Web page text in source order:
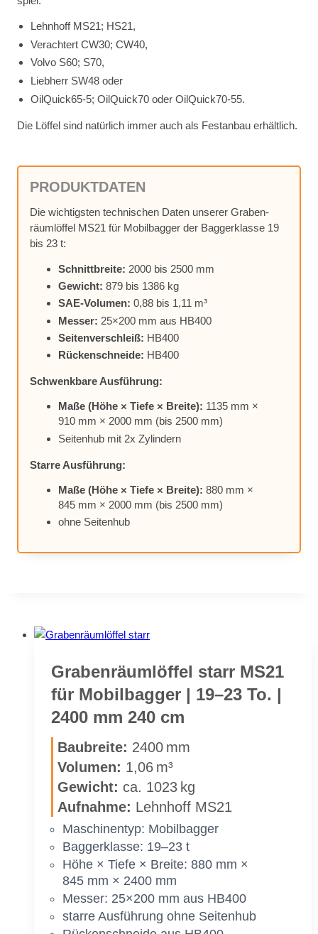
Lehn­hoff MS21; HS21,
Ver­ach­tert CW30; CW40,
Vol­vo S60; S70,
Lieb­herr SW48 oder
OilQuick65‑5; OilQuick70 oder Oil­Quick70-55.
Die Löf­fel sind na­tür­lich im­mer auch als Fest­an­bau er­hält­lich.
PRO­DUKT­DA­TEN
Die wich­tigs­ten tech­ni­schen Da­ten un­se­rer Gra­ben­
räum­löf­fel MS21 für Mo­bil­bag­ger der Bag­ger­klas­se 19
bis 23 t:
Schnitt­brei­te: 2000 bis 2500 mm
Ge­wicht: 879 bis 1386 kg
SAE-Vo­lu­men: 0,88 bis 1,11 m³
Mes­ser: 25×200 mm aus HB400
Sei­ten­ver­schleiß: HB400
Rü­cken­schnei­de: HB400
Schwenk­ba­re Aus­füh­rung:
Maße (Höhe × Tie­fe × Brei­te): 1135 mm ×
910 mm × 2000 mm (bis 2500 mm)
Sei­ten­hub mit 2x Zy­lin­dern
Star­re Aus­füh­rung:
Maße (Höhe × Tie­fe × Brei­te): 880 mm ×
845 mm × 2000 mm (bis 2500 mm)
ohne Sei­ten­hub
Gra­ben­räum­löf­fel starr MS21
für Mo­bil­bag­ger | 19–23 To. |
2400 mm 240 cm
Bau­brei­te: 2400 mm
Vo­lu­men: 1,06 m³
Ge­wicht: ca. 1023 kg
Auf­nah­me: Lehn­hoff MS21
Ma­schi­nen­typ: Mo­bil­bag­ger
Bag­ger­klas­se: 19–23 t
Höhe × Tie­fe × Brei­te: 880 mm ×
845 mm × 2400 mm
Mes­ser: 25×200 mm aus HB400
star­re Aus­füh­rung ohne Sei­ten­hub